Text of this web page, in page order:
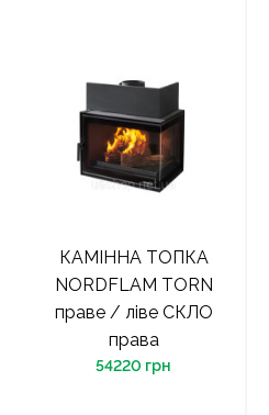
КАМІННА ТОПКА
NORDFLAM TORN
праве / ліве СКЛО
права
54220 грн